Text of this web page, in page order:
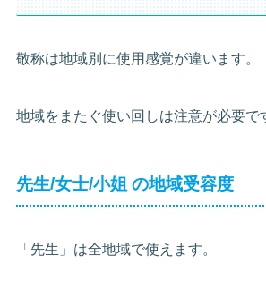
敬称は地域別に使用感覚が違います。
地域をまたぐ使い回しは注意が必要で
先生/女士/小姐 の地域受容度
「先生」は全地域で使えます。